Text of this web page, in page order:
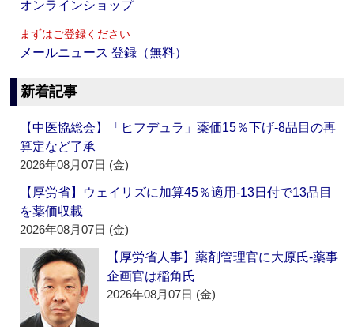
オンラインショップ
まずはご登録ください
メールニュース 登録（無料）
新着記事
【中医協総会】「ヒフデュラ」薬価15％下げ‐8品目の再
算定など了承
2026年08月07日 (金)
【厚労省】ウェイリズに加算45％適用‐13日付で13品目
を薬価収載
2026年08月07日 (金)
【厚労省人事】薬剤管理官に大原氏‐薬事
企画官は稲角氏
2026年08月07日 (金)